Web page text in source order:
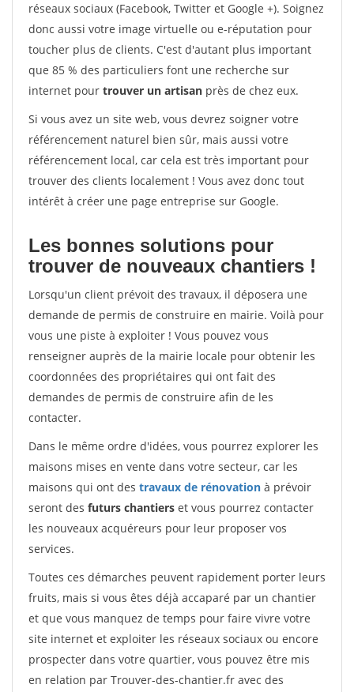
réseaux sociaux (Facebook, Twitter et Google +). Soignez
donc aussi votre image virtuelle ou e-réputation pour
toucher plus de clients. C'est d'autant plus important
que 85 % des particuliers font une recherche sur
internet pour trouver un artisan près de chez eux.
Si vous avez un site web, vous devrez soigner votre
référencement naturel bien sûr, mais aussi votre
référencement local, car cela est très important pour
trouver des clients localement ! Vous avez donc tout
intérêt à créer une page entreprise sur Google.
Les bonnes solutions pour
trouver de nouveaux chantiers !
Lorsqu'un client prévoit des travaux, il déposera une
demande de permis de construire en mairie. Voilà pour
vous une piste à exploiter ! Vous pouvez vous
renseigner auprès de la mairie locale pour obtenir les
coordonnées des propriétaires qui ont fait des
demandes de permis de construire afin de les
contacter.
Dans le même ordre d'idées, vous pourrez explorer les
maisons mises en vente dans votre secteur, car les
maisons qui ont des travaux de rénovation à prévoir
seront des futurs chantiers et vous pourrez contacter
les nouveaux acquéreurs pour leur proposer vos
services.
Toutes ces démarches peuvent rapidement porter leurs
fruits, mais si vous êtes déjà accaparé par un chantier
et que vous manquez de temps pour faire vivre votre
site internet et exploiter les réseaux sociaux ou encore
prospecter dans votre quartier, vous pouvez être mis
en relation par Trouver-des-chantier.fr avec des